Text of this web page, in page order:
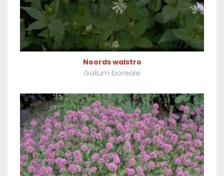
Noords walstro
Galium boreale